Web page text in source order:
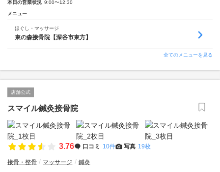
本日の営業状況 9:00〜12:30
メニュー
ほぐし・マッサージ
東の森接骨院【深谷市東方】
全てのメニューを見る
店舗公式
スマイル鍼灸接骨院
3.76 口コミ 10件 写真 19枚
接骨・整骨 マッサージ 鍼灸